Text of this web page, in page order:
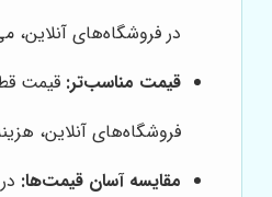
در فروشگاه‌های آنلاین،
قیمت مناسب‌تر: قیمت
فروشگاه‌های آنلاین،
مقایسه آسان قیمت‌ها: